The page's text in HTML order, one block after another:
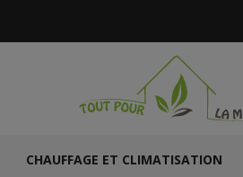
CHAUFFAGE ET CLIMATISATION